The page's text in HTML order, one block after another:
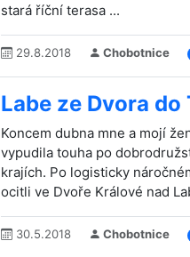
stará říční terasa ...
29.8.2018 Chobotnice
Labe ze Dvora do
Koncem dubna mne a mojí
vypudila touha po
krajích. Po logisticky
ocitli ve Dvoře Králové nad
30.5.2018 Chobotnice